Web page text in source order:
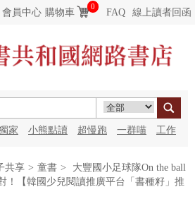
會員中心 購物車
0
FAQ 線上讀者回函
家 小熊點讀 超慢跑 一群喵 工作
共享 > 童書 >
大豐國小足球隊On the ball
！【韓國少兒閱讀推廣平台「書種籽」推